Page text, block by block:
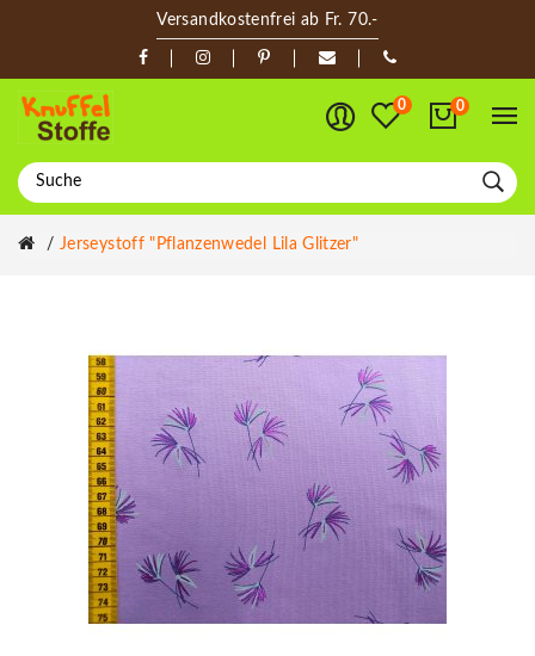
Versandkostenfrei ab Fr. 70.-
0 0
Jerseystoff "Pflanzenwedel Lila Glitzer"